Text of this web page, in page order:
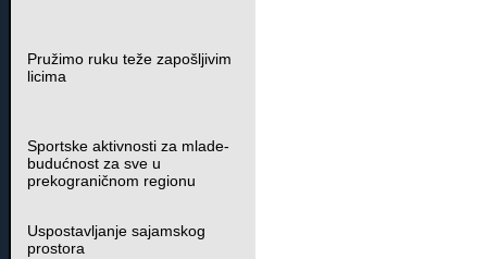
Pružimo ruku teže zapošljivim
licima
Sportske aktivnosti za mlade-
budućnost za sve u
prekograničnom regionu
Uspostavljanje sajamskog
prostora